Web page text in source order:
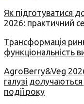
Як підготуватися
2026: практичний
Трансформація
функціональність
AgroBerry&Veg
галузі
події року